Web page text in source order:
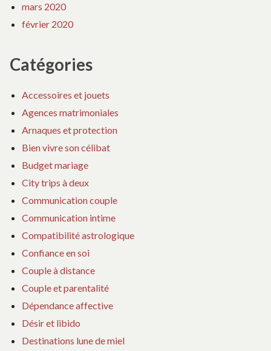
mars 2020
février 2020
Catégories
Accessoires et jouets
Agences matrimoniales
Arnaques et protection
Bien vivre son célibat
Budget mariage
City trips à deux
Communication couple
Communication intime
Compatibilité astrologique
Confiance en soi
Couple à distance
Couple et parentalité
Dépendance affective
Désir et libido
Destinations lune de miel